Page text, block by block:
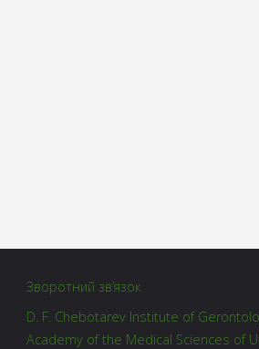
Зворотний зв’язок
D. F. Chebotarev Institute of
Academy of the Medical Sciences of